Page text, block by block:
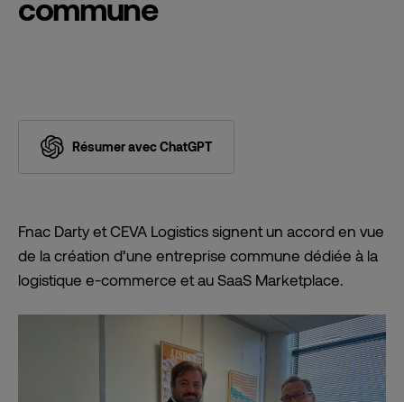
commune
Résumer avec ChatGPT
Fnac Darty et CEVA Logistics signent un accord en vue
de la création d’une entreprise commune dédiée à la
logistique e-commerce et au SaaS Marketplace